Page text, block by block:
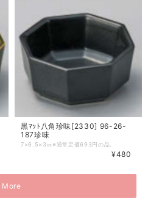
黒ﾏｯﾄ八角珍味[2330] 96-26-
187珍味
7×6.5×3㎝※通常定価693円の品。
¥480
More